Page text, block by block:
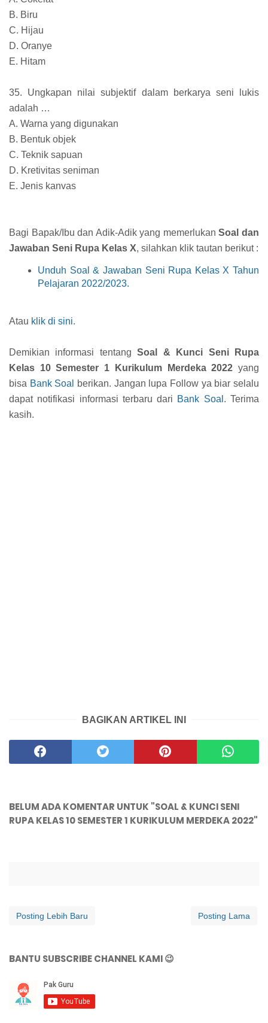
B. Biru
C. Hijau
D. Oranye
E. Hitam
35. Ungkapan nilai subjektif dalam berkarya seni lukis
adalah …
A. Warna yang digunakan
B. Bentuk objek
C. Teknik sapuan
D. Kretivitas seniman
E. Jenis kanvas
Bagi Bapak/Ibu dan Adik-Adik yang memerlukanSoal dan
Jawaban Seni Rupa Kelas X, silahkan klik tautan berikut :
Unduh Soal & Jawaban Seni Rupa Kelas X Tahun
Pelajaran 2022/2023.
Atau klik di sini.
Demikian informasi tentangSoal & Kunci Seni Rupa
Kelas 10 Semester 1 Kurikulum Merdeka 2022 yang
bisa Bank Soal
berikan. Jangan lupa Follow ya biar selalu
dapat notifikasi informasi terbaru dari Bank Soal . Terima
kasih.
BAGIKAN ARTIKEL INI
BELUM ADA KOMENTAR UNTUK "SOAL & KUNCI SENI
RUPA KELAS 10 SEMESTER 1 KURIKULUM MERDEKA 2022"
Posting Lebih Baru Posting Lama
BANTU SUBSCRIBE CHANNEL KAMI 😉